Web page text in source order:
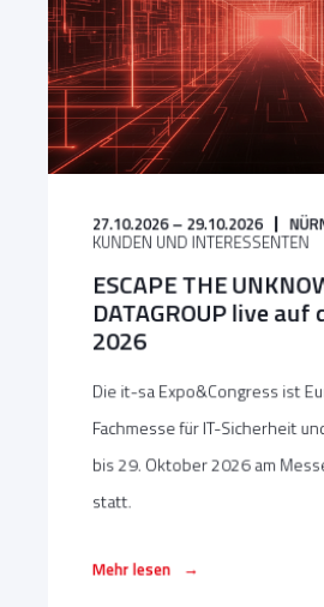
27.10.2026 – 29.10.2026
KUNDEN UND INTERESSENTEN
ESCAPE THE
DATAGROUP live auf
2026
Die it-sa Expo&Congress ist
Fachmesse für IT-Sicherheit
bis 29. Oktober 2026 am
statt.
Mehr lesen →